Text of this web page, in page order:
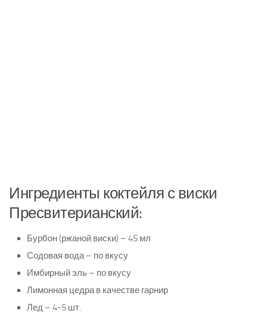
Ингредиенты коктейля с виски
Пресвитерианский:
Бурбон (ржаной виски) – 45 мл
Содовая вода – по вкусу
Имбирный эль – по вкусу
Лимонная цедра в качестве гарнир
Лед – 4-5 шт.